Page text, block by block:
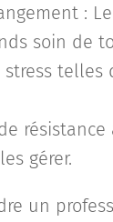
:
soin
gérer.
un